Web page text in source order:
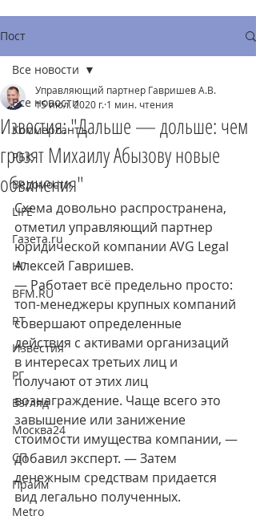
Пост
Все новости
Коммерсантъ
РБК
Ведомости
LIFE
Газета.ru
НГ
BFM.RU
RT
Известия
РГ
Взгляд
Москва24
СП
Прайм
Metro
Все новости
Известия: "Дальше — дольше: чем
грозят Михаилу Абызову новые
обвинения"
Управляющий партнер Гавришев А.В.
15 июл. 2020 г. 1 мин. чтения
Схема довольно распространена,
отметил управляющий партнер
юридической компании AVG Legal
Алексей Гавришев.
— Работает всё предельно просто:
топ-менеджеры крупных компаний
совершают определенные
действия с активами организаций
в интересах третьих лиц и
получают от этих лиц
вознаграждение. Чаще всего это
завышение или занижение
стоимости имущества компании, —
добавил эксперт. — Затем
денежным средствам придается
вид легально полученных.